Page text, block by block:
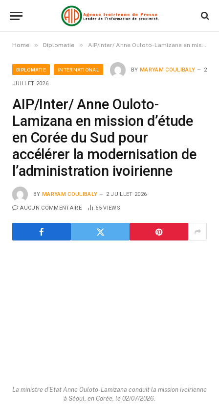
Home » Diplomatie » AIP/Inter/ Anne Ouloto-Lamizana en mission d’étude en Corée du Sud pour accélérer la modernisation de l’administration ivoirienne
DIPLOMATIE INTERNATIONAL BY MARYAM COULIBALY 2
JUILLET 2026
AIP/Inter/ Anne Ouloto-
Lamizana en mission d’étude
en Corée du Sud pour
accélérer la modernisation de
l’administration ivoirienne
BY MARYAM COULIBALY 2 JUILLET 2026
AUCUN COMMENTAIRE 65VIEWS
La ministre d'Etat Anne Ouloto-Lamizana conduit la mission ivoirienne
à Séoul, en Corée, le 02/07/2026.